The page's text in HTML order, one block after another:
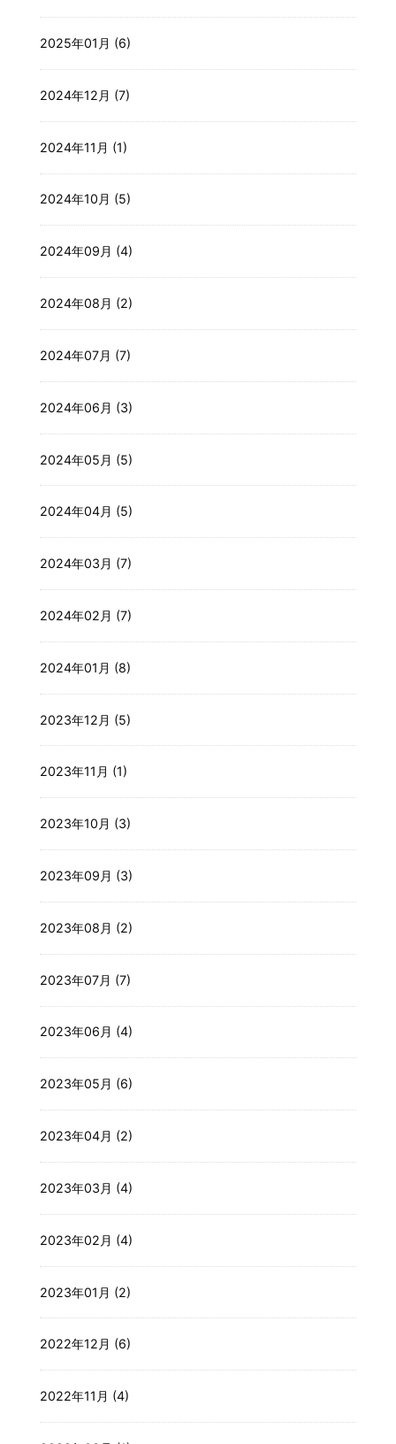
2025年01月 (6)
2024年12月 (7)
2024年11月 (1)
2024年10月 (5)
2024年09月 (4)
2024年08月 (2)
2024年07月 (7)
2024年06月 (3)
2024年05月 (5)
2024年04月 (5)
2024年03月 (7)
2024年02月 (7)
2024年01月 (8)
2023年12月 (5)
2023年11月 (1)
2023年10月 (3)
2023年09月 (3)
2023年08月 (2)
2023年07月 (7)
2023年06月 (4)
2023年05月 (6)
2023年04月 (2)
2023年03月 (4)
2023年02月 (4)
2023年01月 (2)
2022年12月 (6)
2022年11月 (4)